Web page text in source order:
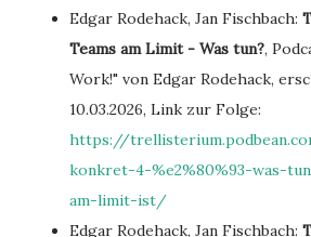
Edgar Rodehack, Jan Fischbach:
Teams am Limit - Was tun?,
Work!" von Edgar Rodehack,
10.03.2026, Link zur Folge:
https://
konkret-4-%e2%80%93-was-
am-limit-ist/
Edgar Rodehack, Jan Fischbach: